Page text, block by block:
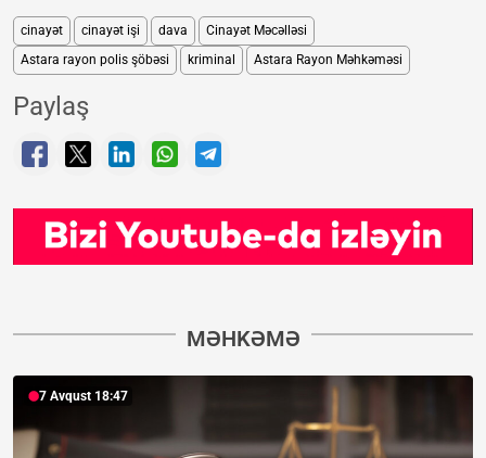
cinayət cinayət işi dava
Cinayət Məcəlləsi
Astara rayon polis şöbəsi
kriminal Astara Rayon Məhkəməsi
Paylaş
MƏHKƏMƏ
7 Avqust 18:47